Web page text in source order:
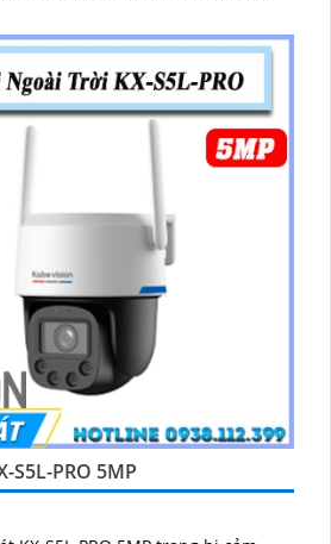
S5L-PRO 5MP